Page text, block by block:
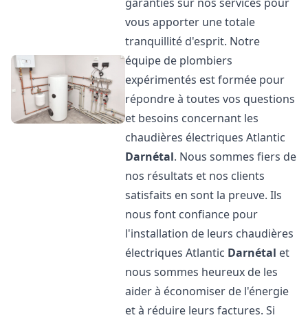
vous apporter une totale
tranquillité d'esprit. Notre
équipe de plombiers
expérimentés est formée pour
répondre à toutes vos questions
et besoins concernant les
chaudières électriques Atlantic
Darnétal. Nous sommes fiers de
nos résultats et nos clients
satisfaits en sont la preuve. Ils
nous font confiance pour
l'installation de leurs chaudières
électriques Atlantic Darnétal et
nous sommes heureux de les
aider à économiser de l'énergie
et à réduire leurs factures. Si